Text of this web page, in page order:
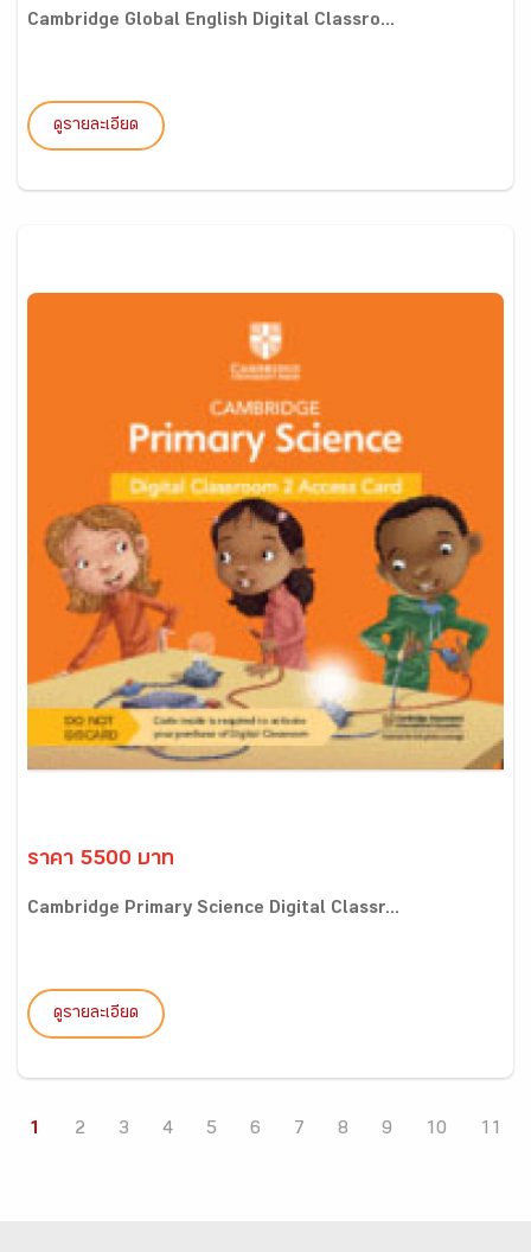
Cambridge Global English Digital Classro...
ดูรายละเอียด
ราคา 5500 บาท
Cambridge Primary Science Digital Classr...
ดูรายละเอียด
1 2 3 4 5 6 7 8 9 10 11